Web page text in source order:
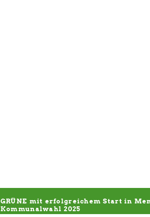
GRÜNE mit erfolgreichem Start in
Kommunalwahl 2025